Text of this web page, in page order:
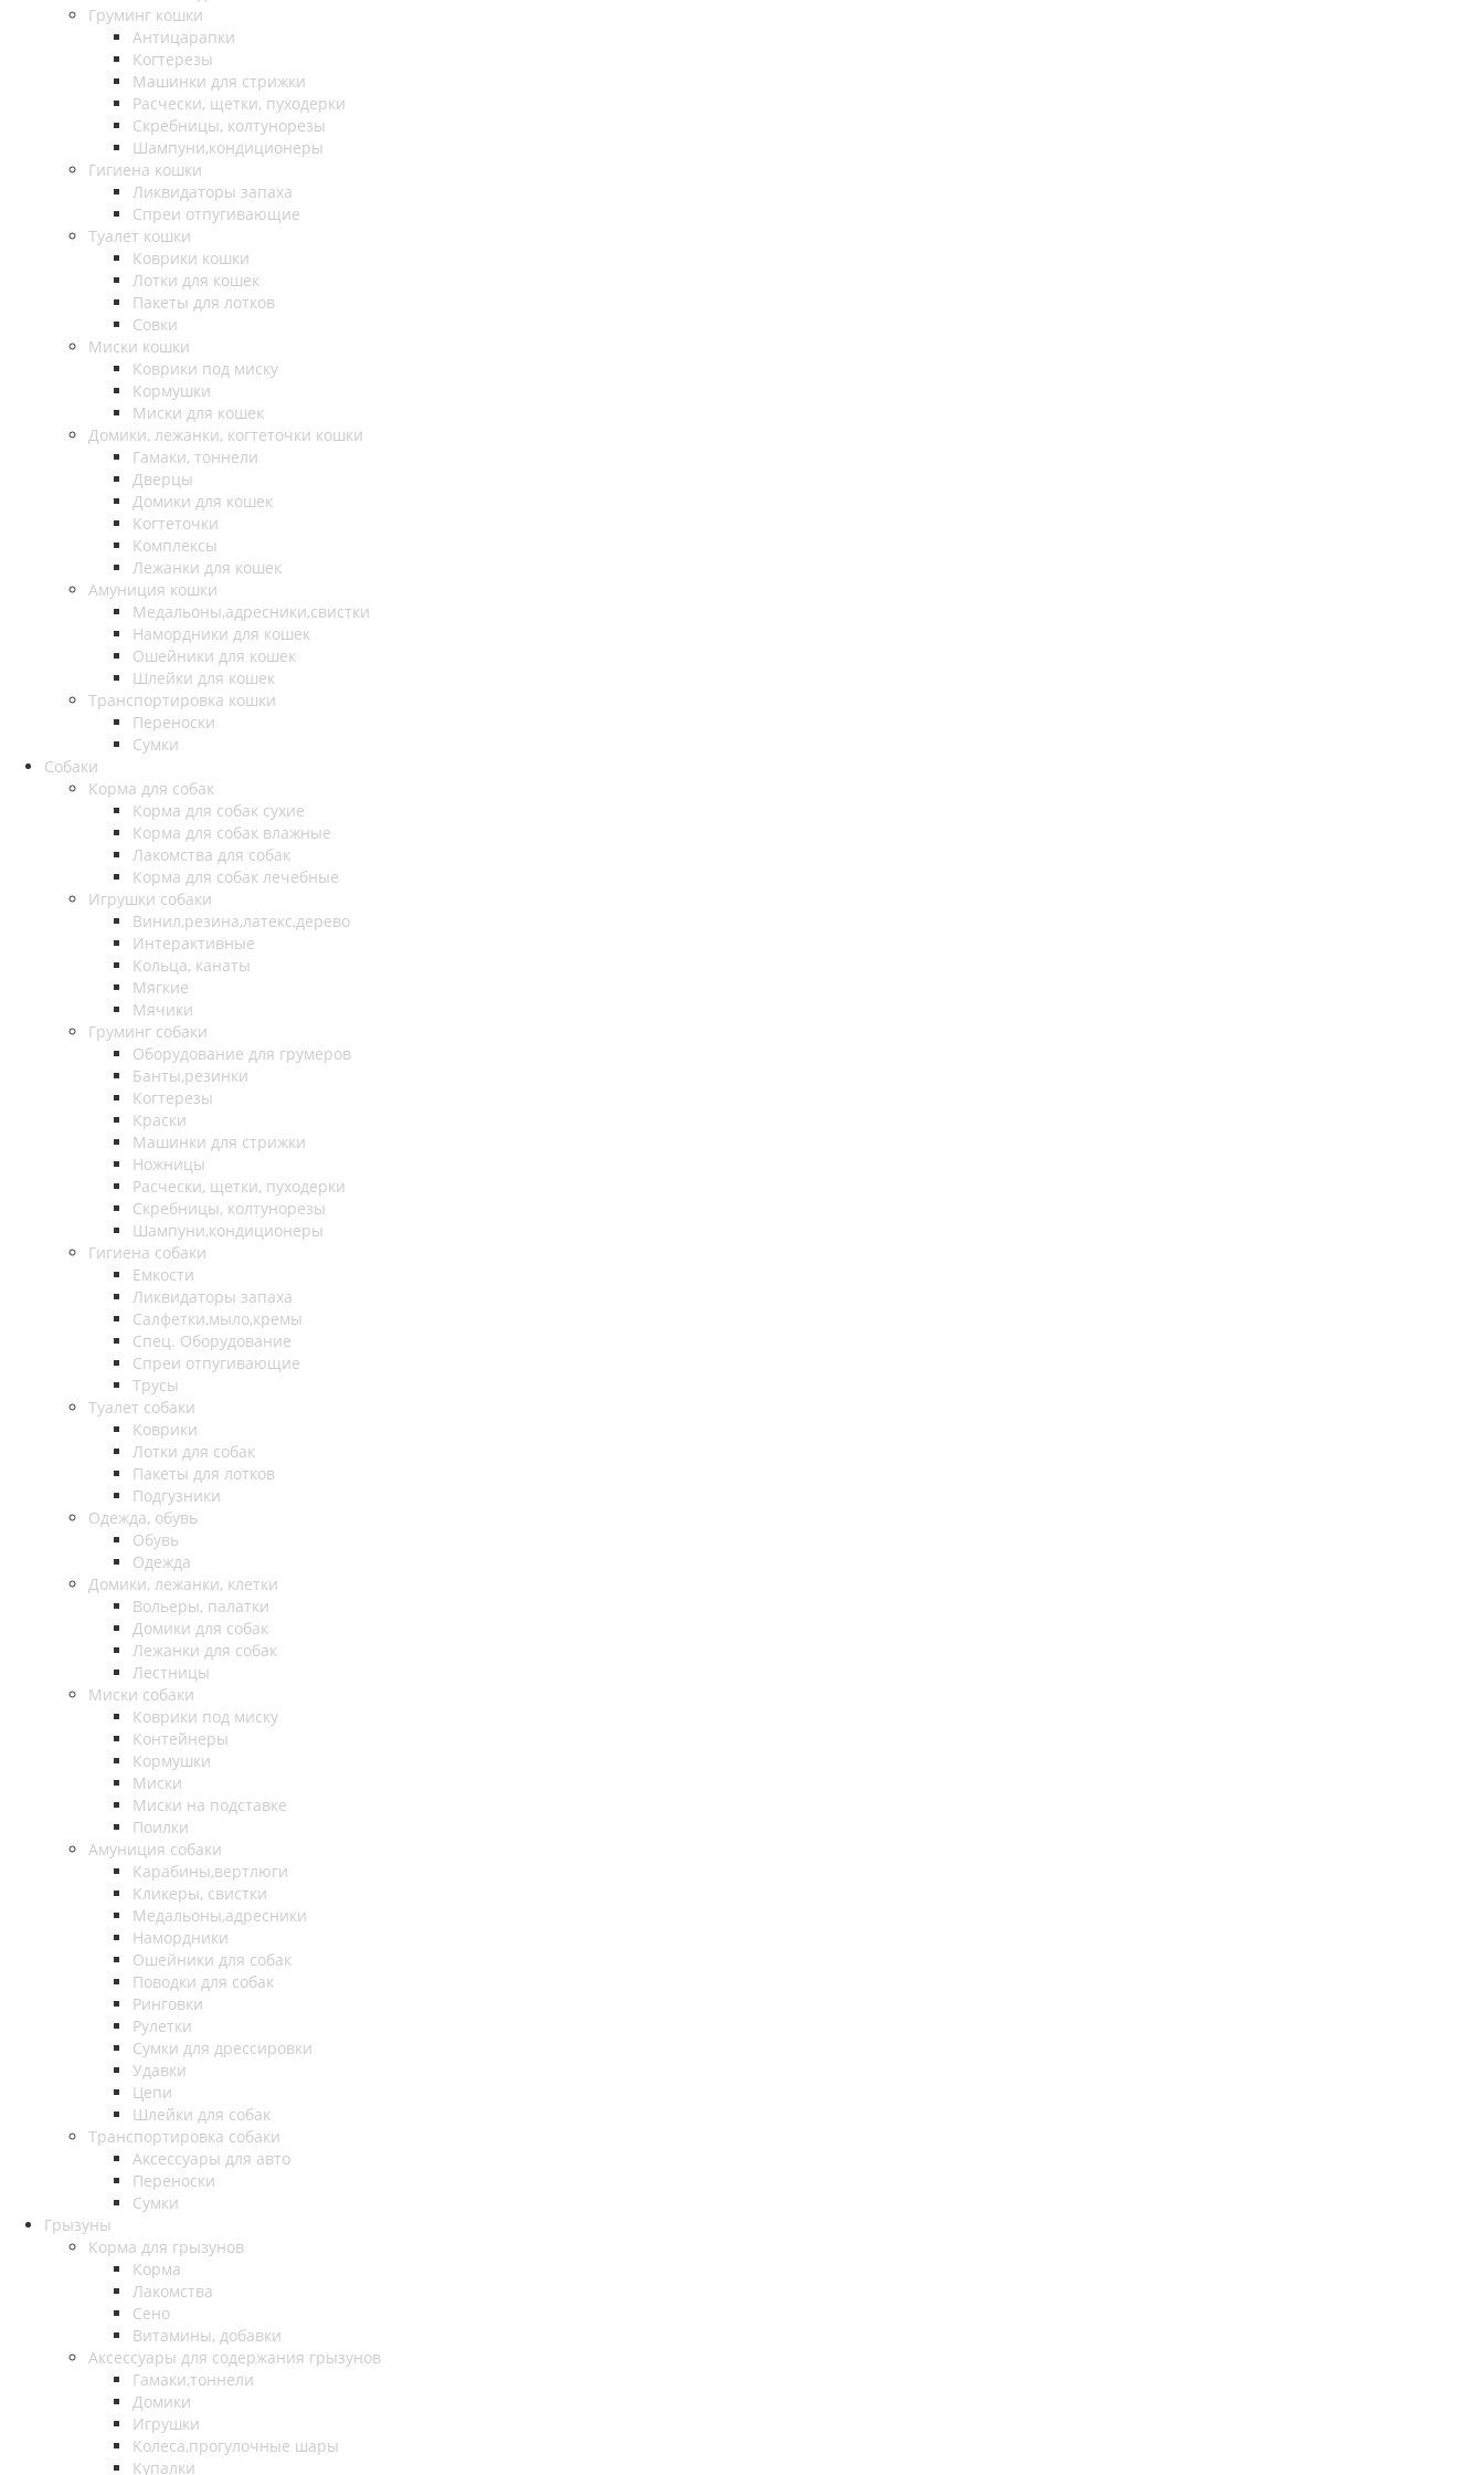
Груминг кошки
Антицарапки
Когтерезы
Машинки для стрижки
Расчески, щетки, пуходерки
Скребницы, колтунорезы
Шампуни,кондиционеры
Гигиена кошки
Ликвидаторы запаха
Спреи отпугивающие
Туалет кошки
Коврики кошки
Лотки для кошек
Пакеты для лотков
Совки
Миски кошки
Коврики под миску
Кормушки
Миски для кошек
Домики, лежанки, когтеточки кошки
Гамаки, тоннели
Дверцы
Домики для кошек
Когтеточки
Комплексы
Лежанки для кошек
Амуниция кошки
Медальоны,адресники,свистки
Намордники для кошек
Ошейники для кошек
Шлейки для кошек
Транспортировка кошки
Переноски
Сумки
Собаки
Корма для собак
Корма для собак сухие
Корма для собак влажные
Лакомства для собак
Корма для собак лечебные
Игрушки собаки
Винил,резина,латекс,дерево
Интерактивные
Кольца, канаты
Мягкие
Мячики
Груминг собаки
Оборудование для грумеров
Банты,резинки
Когтерезы
Краски
Машинки для стрижки
Ножницы
Расчески, щетки, пуходерки
Скребницы, колтунорезы
Шампуни,кондиционеры
Гигиена собаки
Емкости
Ликвидаторы запаха
Салфетки,мыло,кремы
Спец. Оборудование
Спреи отпугивающие
Трусы
Туалет собаки
Коврики
Лотки для собак
Пакеты для лотков
Подгузники
Одежда, обувь
Обувь
Одежда
Домики, лежанки, клетки
Вольеры, палатки
Домики для собак
Лежанки для собак
Лестницы
Миски собаки
Коврики под миску
Контейнеры
Кормушки
Миски
Миски на подставке
Поилки
Амуниция собаки
Карабины,вертлюги
Кликеры, свистки
Медальоны,адресники
Намордники
Ошейники для собак
Поводки для собак
Ринговки
Рулетки
Сумки для дрессировки
Удавки
Цепи
Шлейки для собак
Транспортировка собаки
Аксессуары для авто
Переноски
Сумки
Грызуны
Корма для грызунов
Корма
Лакомства
Сено
Витамины, добавки
Аксессуары для содержания грызунов
Гамаки,тоннели
Домики
Игрушки
Колеса,прогулочные шары
Купалки